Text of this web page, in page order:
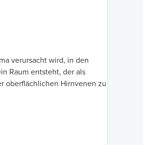
verursacht wird, in den
Raum entsteht, der als
oberflächlichen Hirnvenen zu